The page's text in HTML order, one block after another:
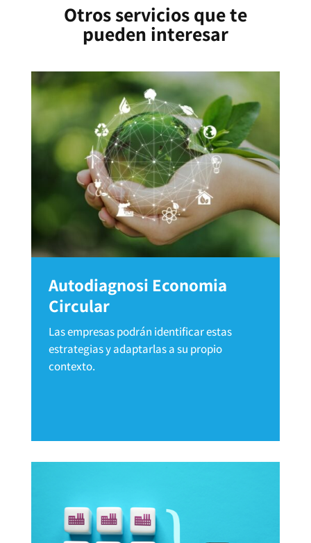
Otros servicios que te
pueden interesar
Autodiagnosi Economia
Circular
Las empresas podrán identificar estas
estrategias y adaptarlas a su propio
contexto.